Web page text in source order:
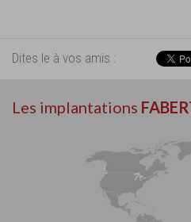
Dites le à vos amis :
Les implantations